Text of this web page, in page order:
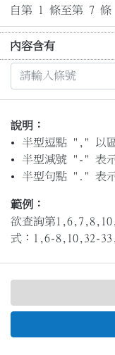
自第 1 條至第 7 條
內容含有
說明：
半型逗點 "," 以區
半型減號 "-" 表示
半型句點 "." 表示
範例：
欲查詢第
式：1,6-8,10,32-